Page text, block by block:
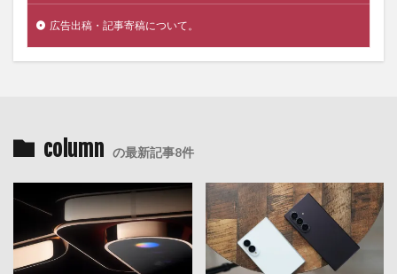
広告出稿・記事寄稿について。
column の最新記事8件